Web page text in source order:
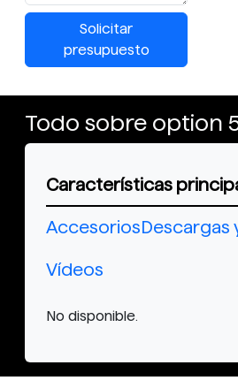
Solicitar
presupuesto
Todo sobre option
Características
AccesoriosDescargas
Vídeos
No disponible.